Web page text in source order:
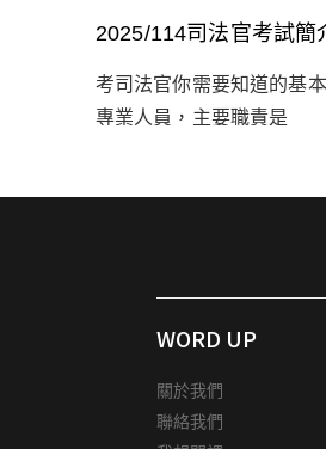
2025/114司法官考試
考司法官你需要知道的基
專業人員，主要職責是
WORD UP
關於我們
聯絡我們